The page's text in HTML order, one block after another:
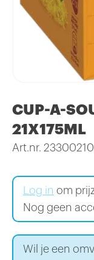
CUP-A-
21X175ML
Art.nr.
Log in om
Nog geen
Wil je een